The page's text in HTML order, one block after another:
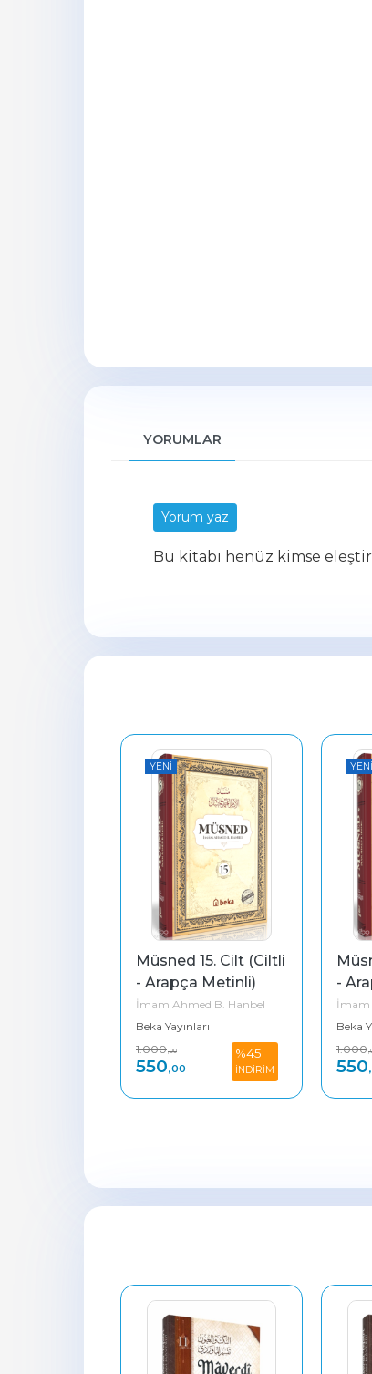
YORUMLAR
Yorum yaz
Bu kitabı henüz kimse
YENI
Müsned 15. Cilt (Ciltli
- Arapça Metinli)
İmam Ahmed B. Hanbel
Beka Yayınları
%45
İNDİRİM
1.000,00
550,00
YENI
-
İmam
Beka
1.000
550